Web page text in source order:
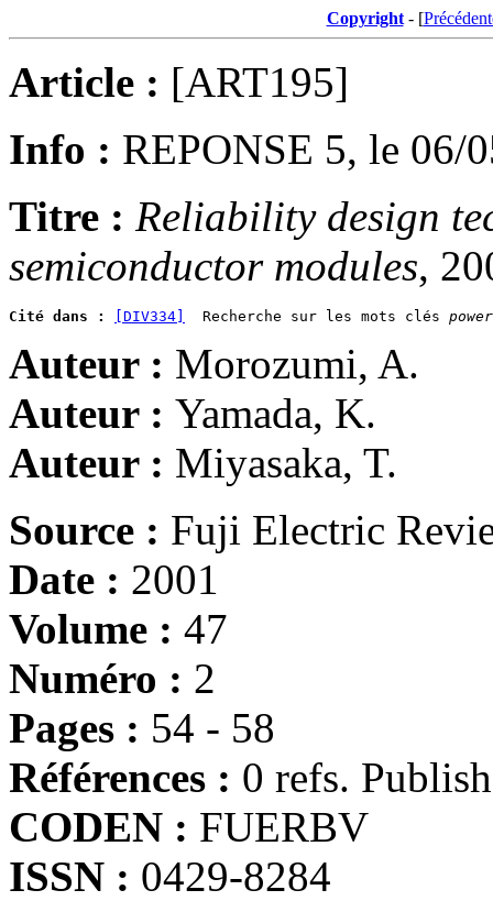
Copyright- [
Article : [ART195]
Info : REPONSE 5, le 06/
Titre : Reliability design
semiconductor modules,
Cité dans : [DIV334]
  Recherche sur les mots clés
Auteur : Morozumi, A.
Auteur : Yamada, K.
Auteur : Miyasaka, T.
Source : Fuji Electric
Date : 2001
Volume : 47
Numéro : 2
Pages : 54 - 58
Références : 0 refs.
CODEN : FUERBV
ISSN : 0429-8284